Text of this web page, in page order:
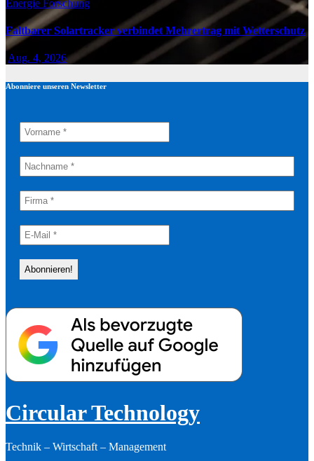
Energie Forschung
Faltbarer Solartracker verbindet Mehrertrag mit Wetterschutz
Aug. 4, 2026
Abonniere unseren Newsletter
Circular Technology
Technik – Wirtschaft – Management